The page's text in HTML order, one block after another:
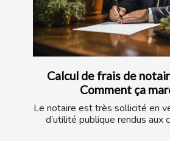
Calcul de frais de
Comment ça
Le notaire est très sollicité en
d’utilité publique rendus aux